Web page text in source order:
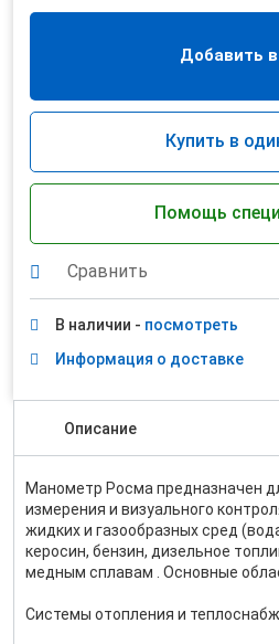
Добавить в
Купить в
Помощь
Сравнить
В наличии - посмотреть
Информация о доставке
Описание
Манометр Росма предназначен
измерения и визуального
жидких и газообразных сред
керосин, бензин, дизельное
медным сплавам . Основные
Системы отопления и